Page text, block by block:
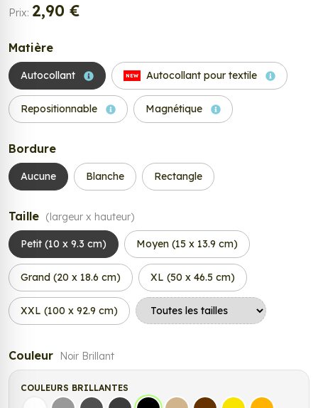
Prix: 2,90 €
Matière
Autocollant NEW Autocollant pour textile
Repositionnable Magnétique
Bordure
Aucune Blanche Rectangle
Taille (largeur x hauteur)
Petit (10 x 9.3 cm) Moyen (15 x 13.9 cm)
Grand (20 x 18.6 cm) XL (50 x 46.5 cm)
XXL (100 x 92.9 cm)
Couleur Noir Brillant
COULEURS BRILLANTES